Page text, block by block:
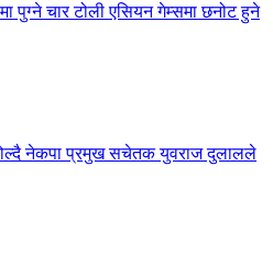
पुग्ने चार टोली एसियन गेम्समा छनोट हुने
बोल्दै नेकपा प्रमुख सचेतक युवराज दुलालले